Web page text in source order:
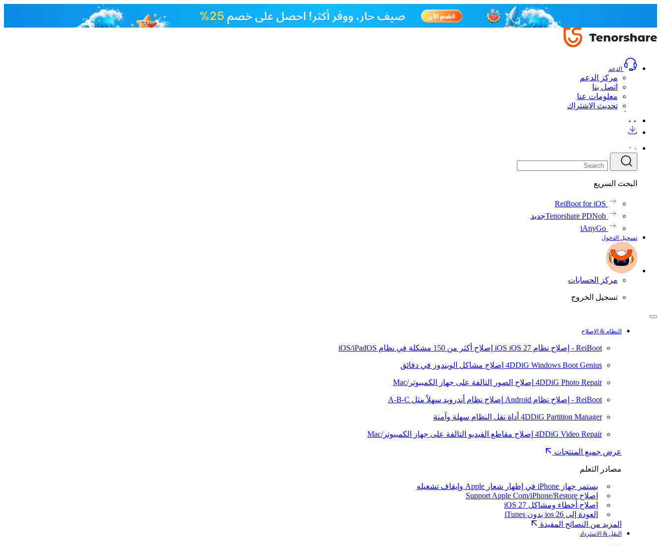
الدعم
مركز الدعم
اتصل بنا
معلومات عنا
تحديث الاشتراك
البحث السريع
ReiBoot for iOS
Tenorshare PDNobجديد
iAnyGo
تسجيل الدخول
مركز الحسابات
تسجيل الخروج
النظام & الإصلاح
ReiBoot - إصلاح نظام iOS iOS 27 إصلاح أكثر من 150 مشكلة في نظام iOS/iPadOS
4DDiG Windows Boot Genius إصلاح مشاكل الويندوز في دقائق
4DDiG Photo Repair إصلاح الصور التالفة على جهاز الكمبيوتر/Mac
ReiBoot - إصلاح نظام Android إصلاح نظام أندرويد سهلاً مثل A-B-C
4DDiG Partition Manager أداة نقل النظام سهلة وآمنة
4DDiG Video Repair إصلاح مقاطع الفيديو التالفة على جهاز الكمبيوتر/Mac
عرض جميع المنتجات
مصادر التعلم
يستمر جهاز iPhone في إظهار شعار Apple وإيقاف تشغيله
إصلاح Support Apple Com/iPhone/Restore
إصلاح أخطاء ومشاكل iOS 27
العودة إلى ios 26 بدون iTunes
المزيد من النصائح المفيدة
النقل & الاسترداد